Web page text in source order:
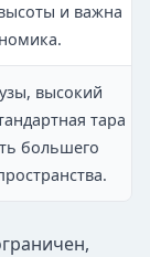
и важна
высокий
тара
большего